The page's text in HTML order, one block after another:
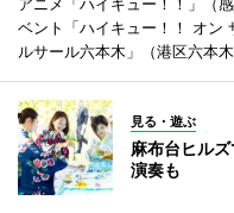
ベント「ハイキュー！！ オン
ルサール六本木」（港区六本木
見る・遊ぶ
麻布台ヒル
演奏も